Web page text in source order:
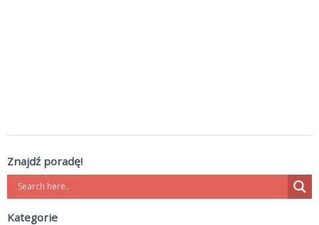
Znajdź poradę!
Kategorie